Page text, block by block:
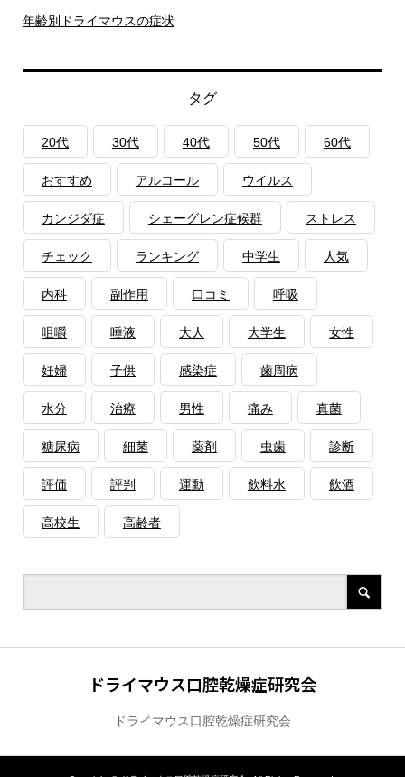
年齢別ドライマウスの症状
タグ
20代 30代 40代 50代 60代
おすすめ アルコール ウイルス
カンジダ症 シェーグレン症候群 ストレス
チェック ランキング 中学生 人気
内科 副作用 口コミ 呼吸
咀嚼 唾液 大人 大学生 女性
妊婦 子供 感染症 歯周病
水分 治療 男性 痛み 真菌
糖尿病 細菌 薬剤 虫歯 診断
評価 評判 運動 飲料水 飲酒
高校生 高齢者
ドライマウス口腔乾燥症研究会
ドライマウス口腔乾燥症研究会